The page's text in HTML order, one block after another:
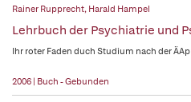
Rainer Rupprecht, Harald Hampel
Lehrbuch der Psychiatrie und
Ihr roter Faden duch Studium nach der
2006 | Buch - Gebunden